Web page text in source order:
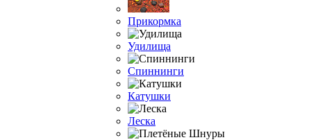
Прикормка
Удилища
Спиннинги
Катушки
Леска